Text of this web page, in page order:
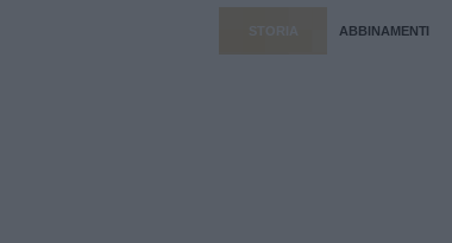
STORIA ABBINAMENTI